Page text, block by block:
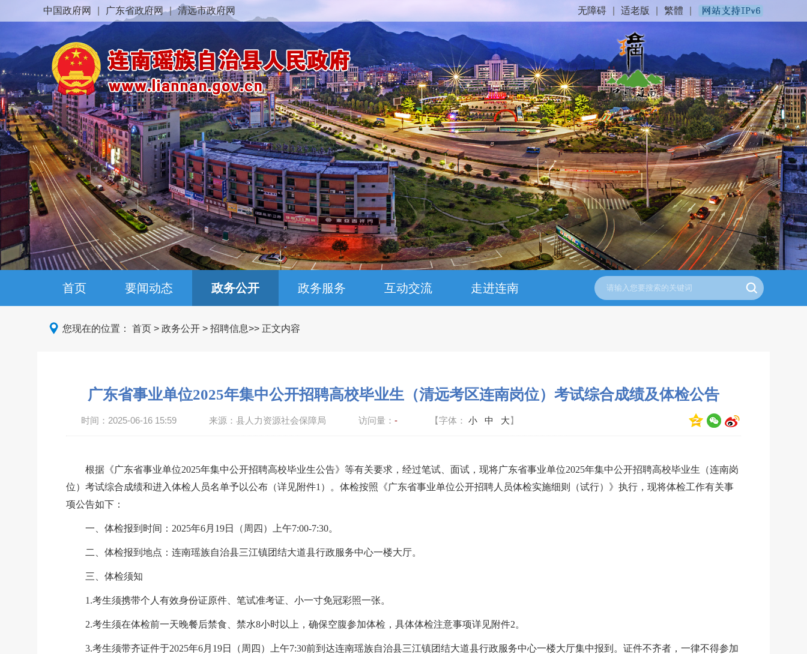
无障碍 适老版 繁體
中国政府网 广东省政府网 | 清远市政府网
首页 要闻动态 政务公开 政务服务 互动交流 走进连南
您现在的位置： 首页 > 政务公开 > 招聘信息>> 正文内容
广东省事业单位2025年集中公开招聘高校毕业生（清远考区连南岗位）考试综合成绩及体检公告
时间： 2025-06-16 15:59 来源：县人力资源社会保障局 访问量： - 【字体： 小 中 大】
根据《广东省事业单位2025年集中公开招聘高校毕业生公告》等有关要求，经过笔试、面试，现将广东省事业单位2025年集中公开招聘高校毕业生（连南岗
位） 考试综合成绩和进入体检人员名单予以公布（详见附件1 ）。体检按照《广东省事业单位公开招聘人员体检实施细则（试行）》执行，现将体检工作有关事
项公告如下：
一、体检报到时间： 2025年6月 19日（周四）上午7:00-7:30。
二、体检报到地点 ：连南瑶族自治县三江镇团结大道县行政服务中心一楼大厅。
三、体检须知
1.考生须携带个人有效身份证原件、笔试准考证、小一寸免冠彩照一张。
2.考生须在体检前一天晚餐后禁食、禁水8小时以上 ，确保空腹参加体检，具体体检注意事项详见附件2。
3.考生须带齐证件于2025年6月 19日（周四）上午7:30前到达连南瑶族自治县三江镇团结大道县行政服务中心一楼大厅集中报到。 证件不齐者， 一律不得参加